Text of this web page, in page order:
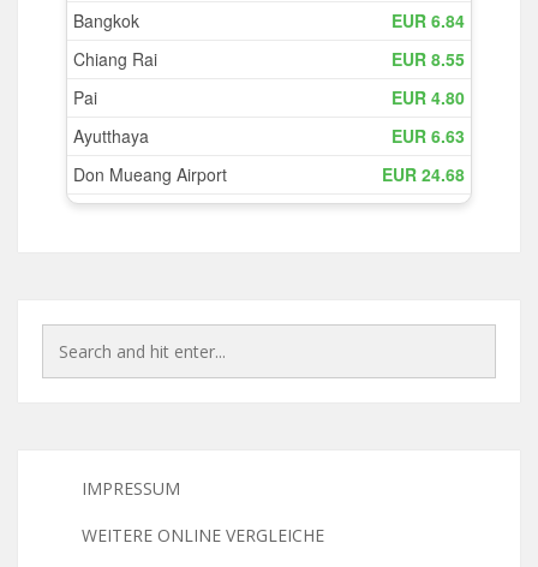
IMPRESSUM
WEITERE ONLINE VERGLEICHE